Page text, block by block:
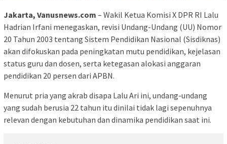
Jakarta, Vanusnews.com – Wakil Ketua Komisi X DPR RI Lalu
Hadrian Irfani menegaskan, revisi Undang-Undang (UU) Nomor
20 Tahun 2003 tentang Sistem Pendidikan Nasional (Sisdiknas)
akan difokuskan pada peningkatan mutu pendidikan, kejelasan
status guru dan dosen, serta ketegasan alokasi anggaran
pendidikan 20 persen dari APBN.
Menurut pria yang akrab disapa Lalu Ari ini, undang-undang
yang sudah berusia 22 tahun itu dinilai tidak lagi sepenuhnya
relevan dengan kebutuhan dan dinamika pendidikan saat ini.